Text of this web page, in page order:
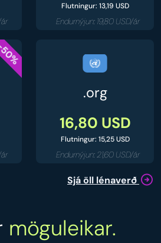
Flutningur: 13,19 USD
Endurnýjun: 19,80 USD/ár
.org
16,80 USD
Flutningur: 15,25 USD
Endurnýjun: 21,60 USD/ár
Sjá öll lénaverð
möguleikar.